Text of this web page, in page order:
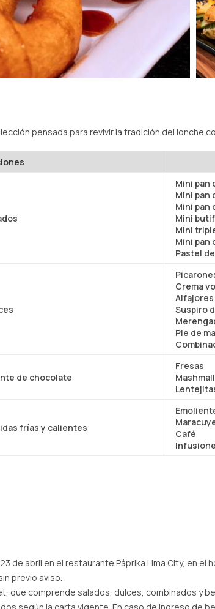
pensada para revivir la tradición del lonche
Mini pan
Mini pan
Mini pan
Mini
Mini
Mini pan
Pastel
Crema
Alfajores
Suspiro
Pie de
de chocolate
Fresas
frías y calientes
Café
de abril en el restaurante Páprika Lima City, en el
previo aviso.
que comprende salados, dulces, combinados y